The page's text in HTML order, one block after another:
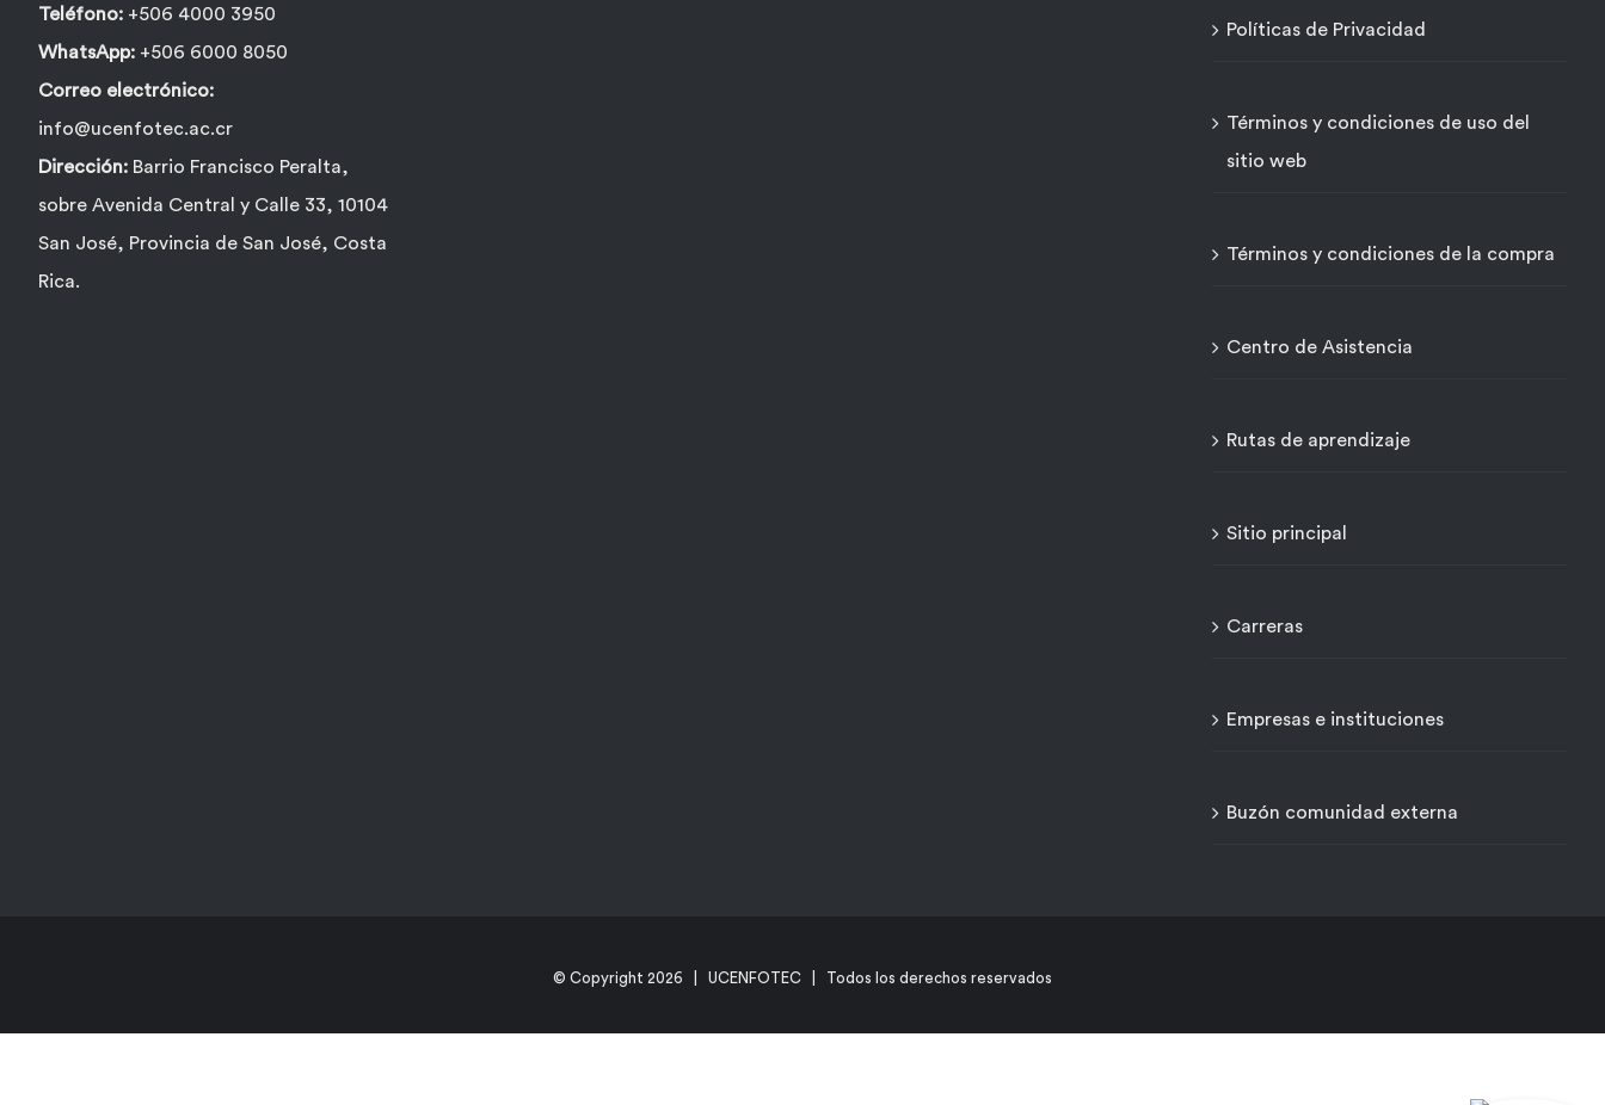
Teléfono: +506 4000 3950
WhatsApp: +506 6000 8050
Correo electrónico:
info@ucenfotec.ac.cr
Dirección: Barrio Francisco Peralta,
sobre Avenida Central y Calle 33, 10104
San José, Provincia de San José, Costa
Rica.
Políticas de Privacidad
Términos y condiciones de uso del
sitio web
Términos y condiciones de la compra
Centro de Asistencia
Rutas de aprendizaje
Sitio principal
Carreras
Empresas e instituciones
Buzón comunidad externa
© Copyright 2026 | UCENFOTEC | Todos los derechos reservados